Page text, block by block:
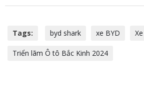
Tags: byd shark xe BYD
Triển lãm Ô tô Bắc Kinh 2024